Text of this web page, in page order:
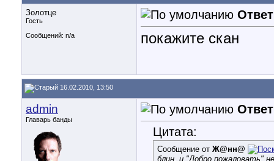
Золотце
Гость
Сообщений: n/a
покажите скан
16.02.2010, 13:50
admin
Главарь банды
Цитата:
Сообщение от Ж@нн@
блин, и "Добро пожаловать"